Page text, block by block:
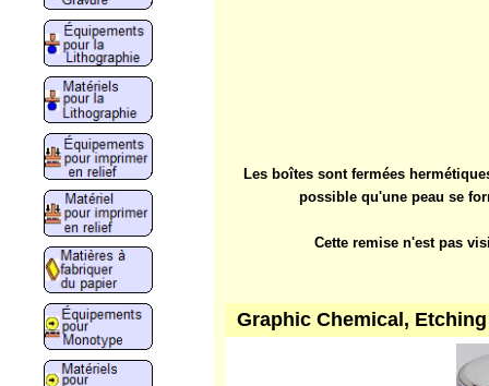
Les boîtes sont fermées
possible qu'une peau se
Cette remise n'est pas
Graphic Chemical,